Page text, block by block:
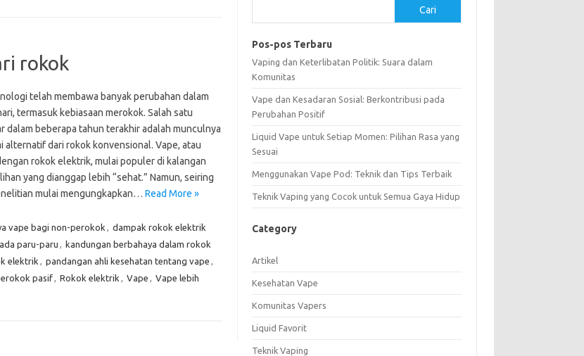
rokok
telah membawa banyak perubahan dalam
termasuk kebiasaan merokok. Salah satu
dalam beberapa tahun terakhir adalah munculnya
alternatif dari rokok konvensional. Vape, atau
rokok elektrik, mulai populer di kalangan
yang dianggap lebih “sehat.” Namun, seiring
mulai mengungkapkan… Read More »
vape bagi non-perokok , dampak rokok elektrik
paru-paru , kandungan berbahaya dalam rokok
elektrik , pandangan ahli kesehatan tentang vape ,
pasif, Rokok elektrik , Vape , Vape lebih
Cari
Pos-pos Terbaru
Vaping dan Keterlibatan Politik: Suara dalam
Komunitas
Vape dan Kesadaran Sosial: Berkontribusi pada
Perubahan Positif
Liquid Vape untuk Setiap Momen: Pilihan Rasa yang
Sesuai
Menggunakan Vape Pod: Teknik dan Tips Terbaik
Teknik Vaping yang Cocok untuk Semua Gaya Hidup
Category
Artikel
Kesehatan Vape
Komunitas Vapers
Liquid Favorit
Teknik Vaping